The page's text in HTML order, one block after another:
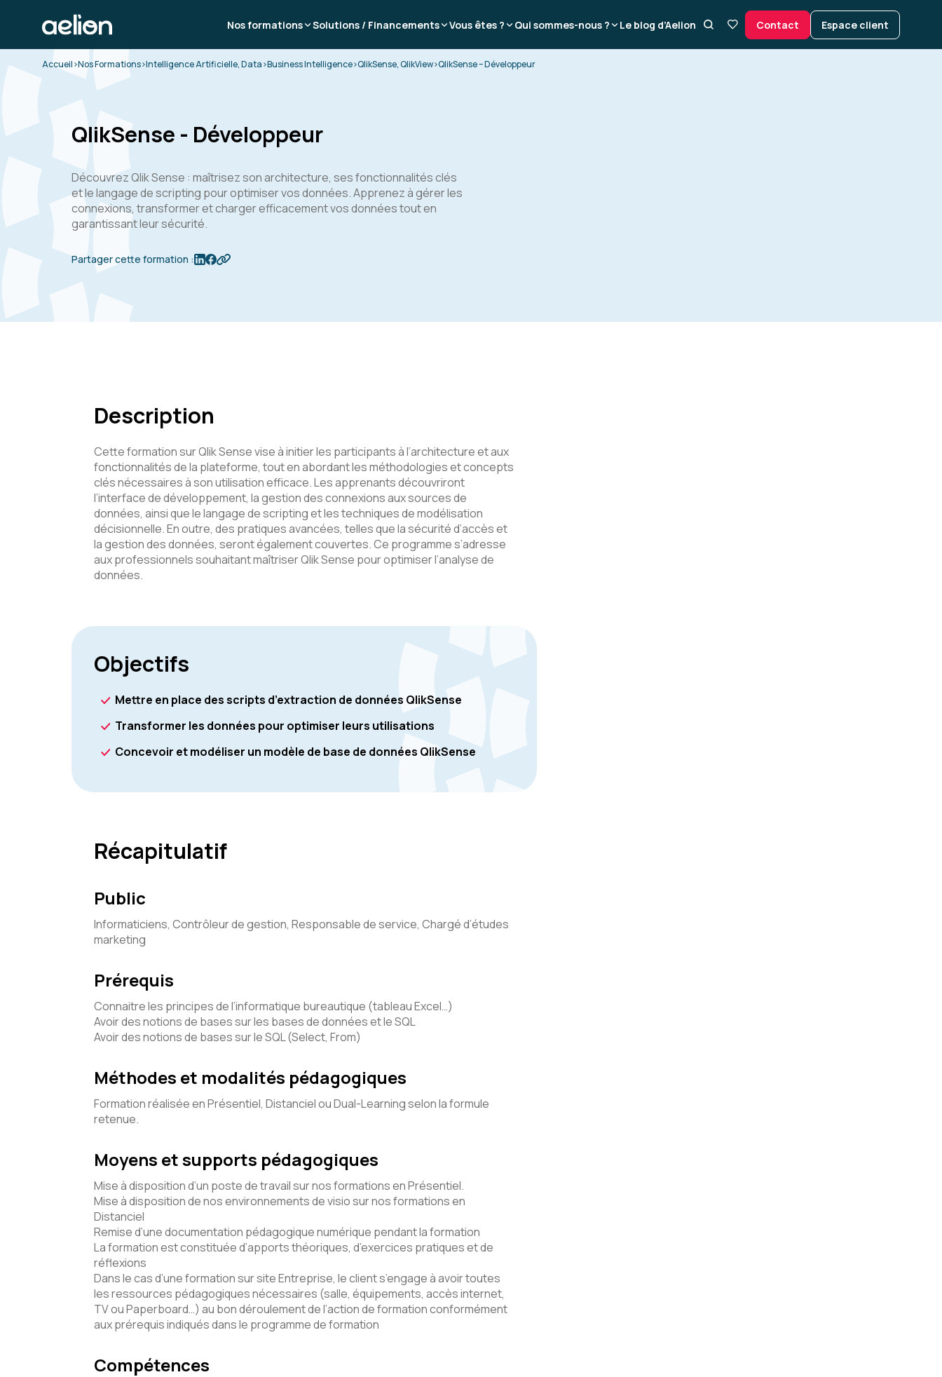
Nos formations Solutions / Financements Vous êtes ? Qui sommes-nous ? Le blog d’Aelion Contact Espace client
Accueil>Nos Formations>Intelligence Artificielle, Data>Business Intelligence>QlikSense, QlikView>QlikSense – Développeur
QlikSense - Développeur
Découvrez Qlik Sense : maîtrisez son architecture, ses fonctionnalités clés
et le langage de scripting pour optimiser vos données. Apprenez à gérer les
connexions, transformer et charger efficacement vos données tout en
garantissant leur sécurité.
Partager cette formation :
Description
Cette formation sur Qlik Sense vise à initier les participants à l’architecture et aux
fonctionnalités de la plateforme, tout en abordant les méthodologies et concepts
clés nécessaires à son utilisation efficace. Les apprenants découvriront
l’interface de développement, la gestion des connexions aux sources de
données, ainsi que le langage de scripting et les techniques de modélisation
décisionnelle. En outre, des pratiques avancées, telles que la sécurité d’accès et
la gestion des données, seront également couvertes. Ce programme s’adresse
aux professionnels souhaitant maîtriser Qlik Sense pour optimiser l’analyse de
données.
Objectifs
Mettre en place des scripts d’extraction de données QlikSense
Transformer les données pour optimiser leurs utilisations
Concevoir et modéliser un modèle de base de données QlikSense
Récapitulatif
Public
Informaticiens, Contrôleur de gestion, Responsable de service, Chargé d’études
marketing
Prérequis
Connaitre les principes de l’informatique bureautique (tableau Excel…)
Avoir des notions de bases sur les bases de données et le SQL
Avoir des notions de bases sur le SQL (Select, From)
Méthodes et modalités pédagogiques
Formation réalisée en Présentiel, Distanciel ou Dual-Learning selon la formule
retenue.
Moyens et supports pédagogiques
Mise à disposition d’un poste de travail sur nos formations en Présentiel.
Mise à disposition de nos environnements de visio sur nos formations en
Distanciel
Remise d’une documentation pédagogique numérique pendant la formation
La formation est constituée d’apports théoriques, d’exercices pratiques et de
réflexions
Dans le cas d’une formation sur site Entreprise, le client s’engage à avoir toutes
les ressources pédagogiques nécessaires (salle, équipements, accès internet,
TV ou Paperboard…) au bon déroulement de l’action de formation conformément
aux prérequis indiqués dans le programme de formation
Compétences